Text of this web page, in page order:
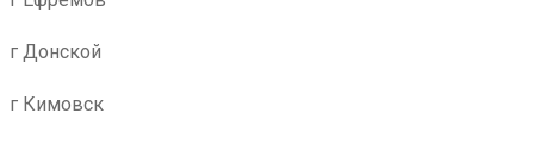
г Донской
г Кимовск